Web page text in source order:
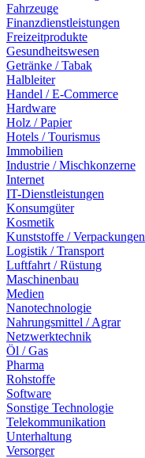
Fahrzeuge
Finanzdienstleistungen
Freizeitprodukte
Gesundheitswesen
Getränke / Tabak
Halbleiter
Handel / E-Commerce
Hardware
Holz / Papier
Hotels / Tourismus
Immobilien
Industrie / Mischkonzerne
Internet
IT-Dienstleistungen
Konsumgüter
Kosmetik
Kunststoffe / Verpackungen
Logistik / Transport
Luftfahrt / Rüstung
Maschinenbau
Medien
Nanotechnologie
Nahrungsmittel / Agrar
Netzwerktechnik
Öl / Gas
Pharma
Rohstoffe
Software
Sonstige Technologie
Telekommunikation
Unterhaltung
Versorger